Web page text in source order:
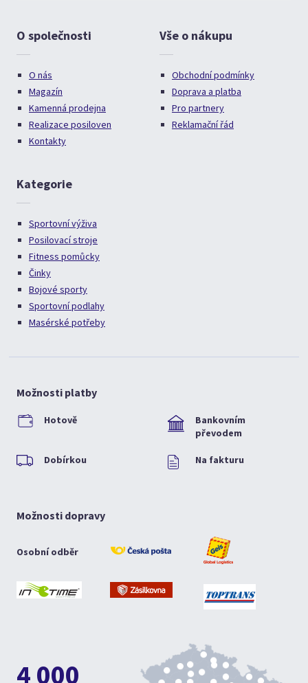
O společnosti
O nás
Magazín
Kamenná prodejna
Realizace posiloven
Kontakty
Vše o nákupu
Obchodní podmínky
Doprava a platba
Pro partnery
Reklamační řád
Kategorie
Sportovní výživa
Posilovací stroje
Fitness pomůcky
Činky
Bojové sporty
Sportovní podlahy
Masérské potřeby
Možnosti platby
Hotově
Bankovním
převodem
Dobírkou Na fakturu
Možnosti dopravy
Osobní odběr
4 000